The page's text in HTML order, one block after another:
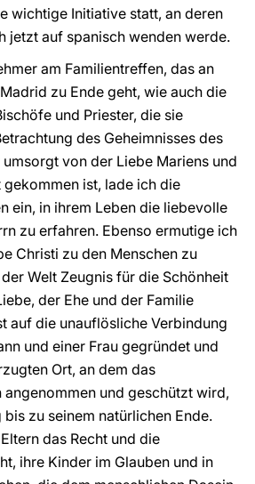
wichtige Initiative statt, an deren
jetzt auf spanisch wenden werde.
am Familientreffen, das an
zu Ende geht, wie auch die
und Priester, die sie
des Geheimnisses des
von der Liebe Mariens und
ist, lade ich die
ein, in ihrem Leben die liebevolle
zu erfahren. Ebenso ermutige ich
Christi zu den Menschen zu
Welt Zeugnis für die Schönheit
der Ehe und der Familie
auf die unauflösliche Verbindung
und einer Frau gegründet und
Ort, an dem das
angenommen und geschützt wird,
zu seinem natürlichen Ende.
das Recht und die
ihre Kinder im Glauben und in